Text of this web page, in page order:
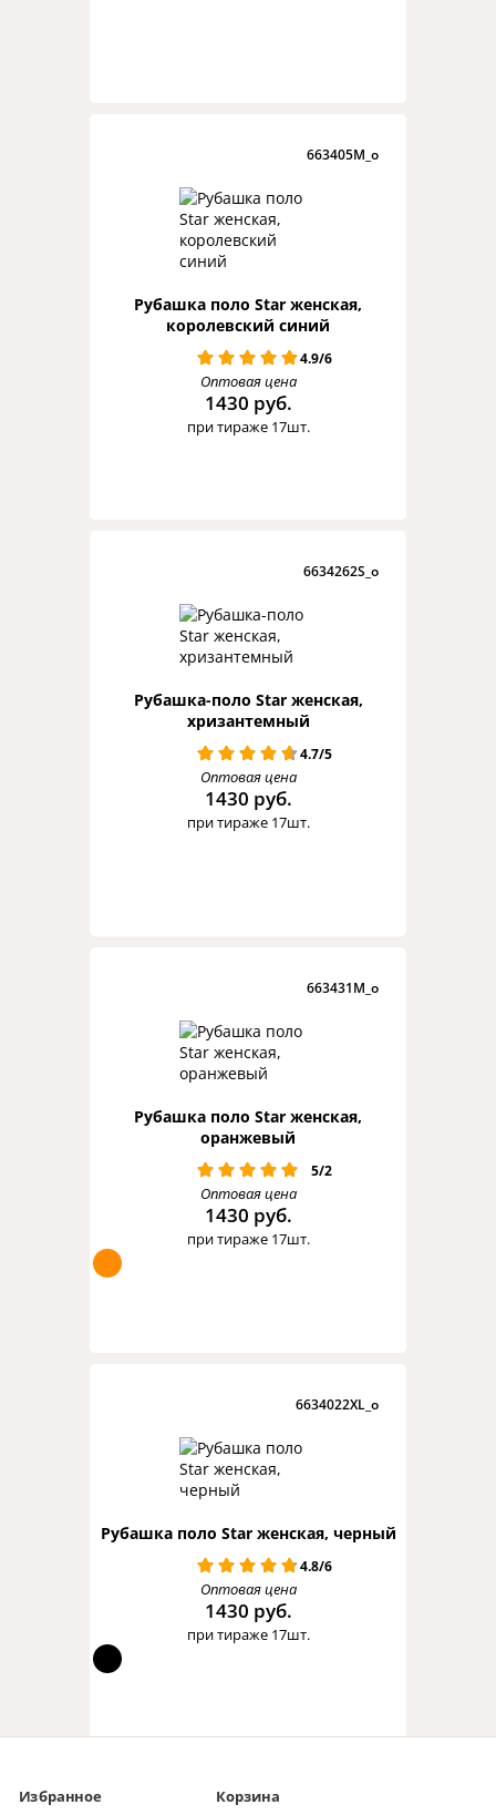
Избранное Корзина
663405M_o
Рубашка поло Star женская,
королевский синий
4.9/6
Оптовая цена
1430 руб.
при тираже 17шт.
6634262S_o
Рубашка-поло Star женская,
хризантемный
4.7/5
Оптовая цена
1430 руб.
при тираже 17шт.
663431M_o
Рубашка поло Star женская,
оранжевый
5/2
Оптовая цена
1430 руб.
при тираже 17шт.
6634022XL_o
Рубашка поло Star женская, черный
4.8/6
Оптовая цена
1430 руб.
при тираже 17шт.